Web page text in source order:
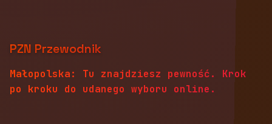
PZN Przewodnik
Małopolska: Tu znajdziesz pewność. Krok
po kroku do udanego wyboru online.